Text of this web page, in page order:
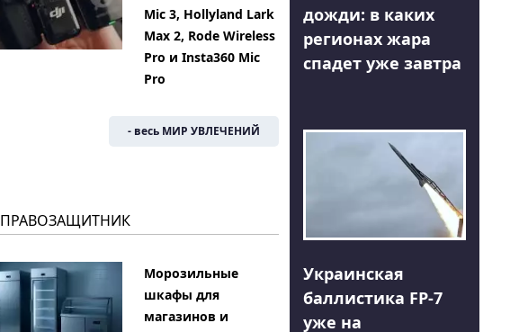
Mic 3, Hollyland Lark
Max 2, Rode Wireless
Pro и Insta360 Mic
Pro
- весь МИР УВЛЕЧЕНИЙ
ПРАВОЗАЩИТНИК
Морозильные
шкафы для
магазинов и
дожди: в каких
регионах жара
спадет уже завтра
Украинская
баллистика FP-7
уже на